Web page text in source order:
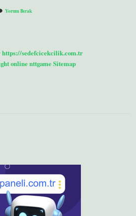
Yorum Bırak
https://sedefcicekcilik.com.tr
onlinenttgameSitemap